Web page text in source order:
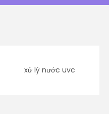
xử lý nước uvc